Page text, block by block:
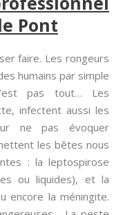
Pont
faire. Les rongeurs
humains par simple
pas tout… Les
infectent aussi les
ne pas évoquer
les bêtes nous
: la leptospirose
ou liquides), et la
encore la méningite.